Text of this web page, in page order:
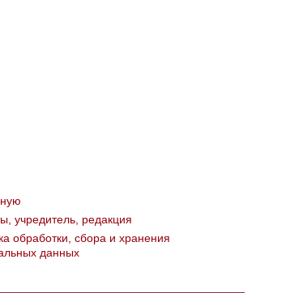
учредитель, редакция
обработки, сбора и хранения
данных